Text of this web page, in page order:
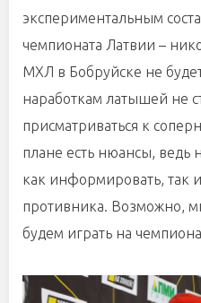
экспериментальным
чемпионата Латвии –
МХЛ в Бобруйске не
наработкам латышей не
присматриваться к
плане есть нюансы, ведь
как информировать, так
противника. Возможно,
будем играть на